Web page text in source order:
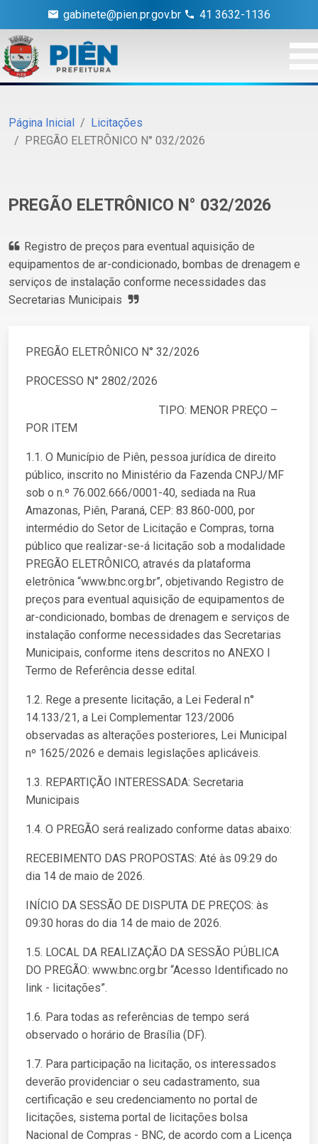
gabinete@pien.pr.gov.br 41 3632-1136
Página Inicial
Licitações
PREGÃO ELETRÔNICO N° 032/2026
PREGÃO ELETRÔNICO N° 032/2026
Registro de preços para eventual aquisição de
equipamentos de ar-condicionado, bombas de drenagem e
serviços de instalação conforme necessidades das
Secretarias Municipais
PREGÃO ELETRÔNICO N° 32/2026
PROCESSO N° 2802/2026
TIPO: MENOR PREÇO –
POR ITEM
1.1. O Município de Piên, pessoa jurídica de direito
público, inscrito no Ministério da Fazenda CNPJ/MF
sob o n.º 76.002.666/0001-40, sediada na Rua
Amazonas, Piên, Paraná, CEP: 83.860-000, por
intermédio do Setor de Licitação e Compras, torna
público que realizar-se-á licitação sob a modalidade
PREGÃO ELETRÔNICO, através da plataforma
eletrônica “www.bnc.org.br”, objetivando Registro de
preços para eventual aquisição de equipamentos de
ar-condicionado, bombas de drenagem e serviços de
instalação conforme necessidades das Secretarias
Municipais, conforme itens descritos no ANEXO I
Termo de Referência desse edital.
1.2. Rege a presente licitação, a Lei Federal n°
14.133/21, a Lei Complementar 123/2006
observadas as alterações posteriores, Lei Municipal
nº 1625/2026 e demais legislações aplicáveis.
1.3. REPARTIÇÃO INTERESSADA: Secretaria
Municipais
1.4. O PREGÃO será realizado conforme datas abaixo:
RECEBIMENTO DAS PROPOSTAS: Até às 09:29 do
dia 14 de maio de 2026.
INÍCIO DA SESSÃO DE DISPUTA DE PREÇOS: às
09:30 horas do dia 14 de maio de 2026.
1.5. LOCAL DA REALIZAÇÃO DA SESSÃO PÚBLICA
DO PREGÃO: www.bnc.org.br “Acesso Identificado no
link - licitações”.
1.6. Para todas as referências de tempo será
observado o horário de Brasília (DF).
1.7. Para participação na licitação, os interessados
deverão providenciar o seu cadastramento, sua
certificação e seu credenciamento no portal de
licitações, sistema portal de licitações bolsa
Nacional de Compras - BNC, de acordo com a Licença